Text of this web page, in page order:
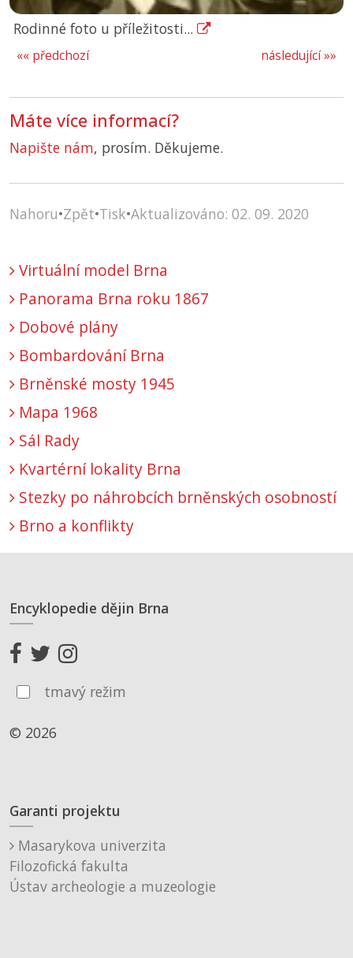
Rodinné foto u příležitosti...
následující »»
«« předchozí
Máte více informací?
Napište nám, prosím. Děkujeme.
Nahoru•Zpět•Tisk•Aktualizováno: 02. 09. 2020
Virtuální model Brna
Panorama Brna roku 1867
Dobové plány
Bombardování Brna
Brněnské mosty 1945
Mapa 1968
Sál Rady
Kvartérní lokality Brna
Stezky po náhrobcích brněnských osobností
Brno a konflikty
Encyklopedie dějin Brna
tmavý režim
© 2026
Garanti projektu
Masarykova univerzita
Filozofická fakulta
Ústav archeologie a muzeologie